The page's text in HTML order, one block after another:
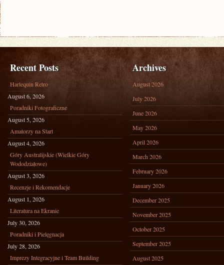
Recent Posts
Harlequin Retro
August 6, 2026
Poradniki Fotograficzne
August 5, 2026
Amatorzy na Start
August 4, 2026
Góry Australijskie (Wielkie Góry
Wododziałowe)
August 3, 2026
Recenzje i Rekomendacje
August 1, 2026
Literatura na Ekranie
July 30, 2026
Poradniki i Pielęgnacja
July 28, 2026
Imprezy Integracyjne i Team Building
Archives
August 2026
July 2026
June 2026
May 2026
April 2026
March 2026
February 2026
January 2026
December 2025
November 2025
October 2025
September 2025
August 2025